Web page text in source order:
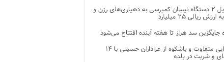
تحویل ۲ دستگاه نیسان کمپرسی به دهیاری‌های رزن و
ریالی ۲۵ میلیارد
جایگزین سد هراز تا هفته آینده افتتاح می‌شود
پذیرایی متفاوت و باشکوه از عزاداران حسینی با ۱۴
و شربت در بلده